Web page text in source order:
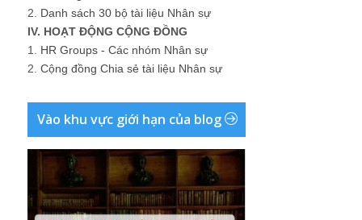
2. Danh sách 30 bộ tài liệu Nhân sự
IV. HOẠT ĐỘNG CỘNG ĐỒNG
1. HR Groups - Các nhóm Nhân sự
2. Cộng đồng Chia sẻ tài liệu Nhân sự
Vào khu vực giới hạn của blog